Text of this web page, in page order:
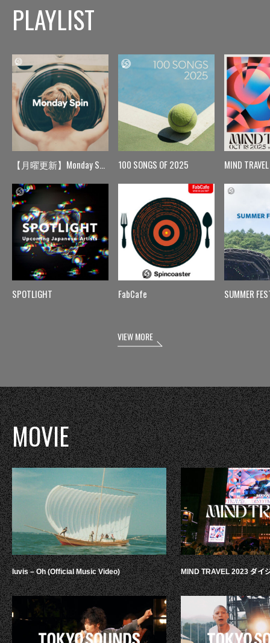
PLAYLIST
【月曜更新】Monday Spin
SPOTLIGHT
100 SONGS OF 2025
FabCafe
MIND TRAVEL
SUMMER
VIEW MORE
MOVIE
luvis – Oh (Official Music Video) MIND TRAVEL 2023 ダイ